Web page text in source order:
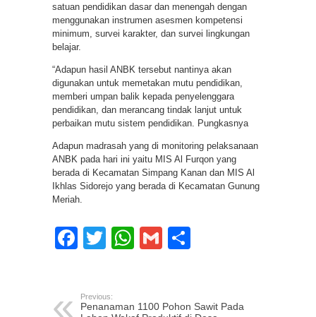
satuan pendidikan dasar dan menengah dengan
menggunakan instrumen asesmen kompetensi
minimum, survei karakter, dan survei lingkungan
belajar.
“Adapun hasil ANBK tersebut nantinya akan
digunakan untuk memetakan mutu pendidikan,
memberi umpan balik kepada penyelenggara
pendidikan, dan merancang tindak lanjut untuk
perbaikan mutu sistem pendidikan. Pungkasnya
Adapun madrasah yang di monitoring pelaksanaan
ANBK pada hari ini yaitu MIS Al Furqon yang
berada di Kecamatan Simpang Kanan dan MIS Al
Ikhlas Sidorejo yang berada di Kecamatan Gunung
Meriah.
Facebook
TwitterWhatsApp
Gmail
Previous:
Penanaman 1100 Pohon Sawit Pada